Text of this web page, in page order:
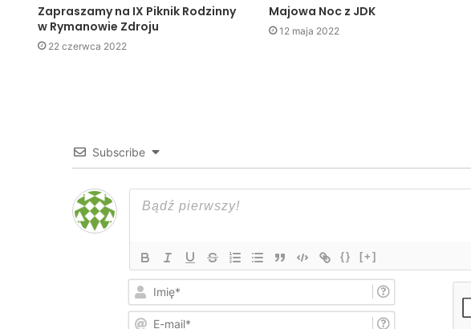
Zapraszamy na IX Piknik Rodzinny
w Rymanowie Zdroju
22 czerwca 2022
Majowa Noc z JDK
12 maja 2022
Subscribe
{} [+]
i